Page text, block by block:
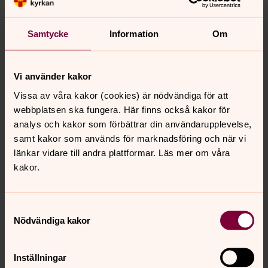
Samtycke Information Om
Vi använder kakor
Vissa av våra kakor (cookies) är nödvändiga för att
webbplatsen ska fungera. Här finns också kakor för
analys och kakor som förbättrar din användarupplevelse,
samt kakor som används för marknadsföring och när vi
länkar vidare till andra plattformar. Läs mer om våra
kakor.
Nödvändiga kakor
Inställningar
Begravningsadministratör, Församlingsexpedition,
Färingsö församling
Direkt:
E-post:jannike.edlund@svenskakyrkan.se